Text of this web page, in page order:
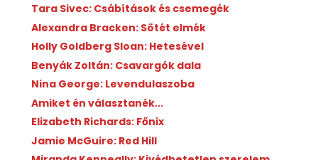
Tara Sivec: Csábítások és csemegék
Alexandra Bracken: Sötét elmék
Holly Goldberg Sloan: Hetesével
Benyák Zoltán: Csavargók dala
Nina George: Levendulaszoba
Amiket én választanék...
Elizabeth Richards: Főnix
Jamie McGuire: Red Hill